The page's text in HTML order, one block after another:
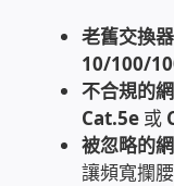
NAS到府安裝
DAS 直連
出租套房出
老舊交換
10/100/
不合規的
Cat.5e 或
被忽略的
讓頻寬攔